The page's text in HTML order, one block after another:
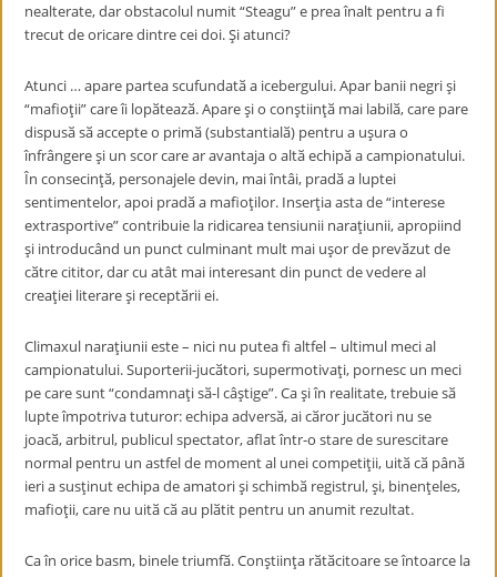
nealterate, dar obstacolul numit “Steagu” e prea înalt pentru a fi
trecut de oricare dintre cei doi. Şi atunci?
Atunci … apare partea scufundatӑ a icebergului. Apar banii negri şi
“mafioţii” care îi lopӑteazӑ. Apare şi o conştiinţӑ mai labilӑ, care pare
dispusӑ sӑ accepte o primӑ (substantialӑ) pentru a uşura o
înfrângere şi un scor care ar avantaja o altӑ echipӑ a campionatului.
În consecinţӑ, personajele devin, mai întâi, pradӑ a luptei
sentimentelor, apoi pradӑ a mafioţilor. Inserţia asta de “interese
extrasportive” contribuie la ridicarea tensiunii naraţiunii, apropiind
şi introducând un punct culminant mult mai uşor de prevӑzut de
cӑtre cititor, dar cu atât mai interesant din punct de vedere al
creaţiei literare şi receptӑrii ei.
Climaxul naraţiunii este – nici nu putea fi altfel – ultimul meci al
campionatului. Suporterii-jucӑtori, supermotivaţi, pornesc un meci
pe care sunt “condamnaţi sӑ-l câştige”. Ca şi în realitate, trebuie sӑ
lupte împotriva tuturor: echipa adversӑ, ai cӑror jucӑtori nu se
joacӑ, arbitrul, publicul spectator, aflat într-o stare de surescitare
normal pentru un astfel de moment al unei competiţii, uitӑ cӑ pânӑ
ieri a susţinut echipa de amatori şi schimbӑ registrul, şi, binenţeles,
mafioţii, care nu uitӑ cӑ au plӑtit pentru un anumit rezultat.
Ca în orice basm, binele triumfӑ. Conştiinţa rӑtӑcitoare se întoarce la